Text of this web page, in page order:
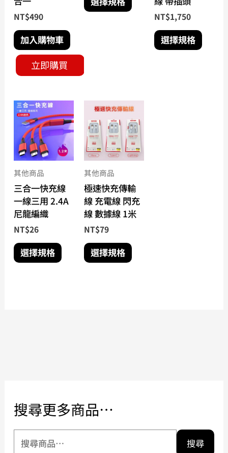
NT$490
加入購物車
立即購買
頁
NT$1,750
選擇規格 選
擇
其他商品
三合一快充線
一線三用 2.4A
尼龍編織
NT$26
選擇規格
產
品
有
多
款
式。
可
品
頁
其他商品
極速快充傳輸
線 充電線 閃充
線 數據線 1米
NT$79
選擇規格
此
產
品
有
多
款
式。
可
在
品
頁
搜尋更多商品…
搜尋